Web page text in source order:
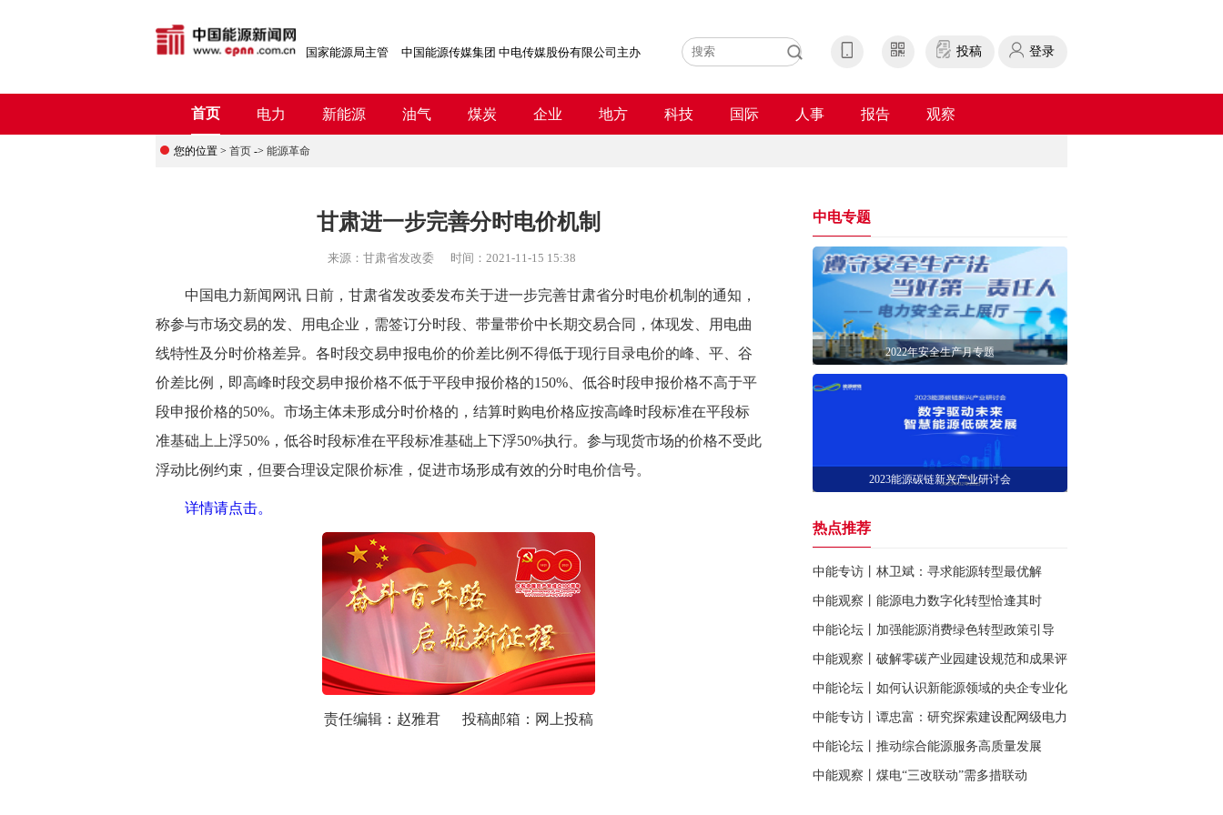
国家能源局主管 中国能源传媒集团 中电传媒股份有限公司主办 投稿 登录
首页 电力 新能源 油气 煤炭 企业 地方 科技 国际 人事 报告 观察
您的位置 > 首页 -> 能源革命
甘肃进一步完善分时电价机制
来源： 甘肃省发改委 时间： 2021-11-15 15:38
中国电力新闻网讯 日前，甘肃省发改委发布关于进一步完善甘肃省分时电价机制的通知，
称参与市场交易的发、用电企业，需签订分时段、带量带价中长期交易合同，体现发、用电曲
线特性及分时价格差异。各时段交易申报电价的价差比例不得低于现行目录电价的峰、平、谷
价差比例，即高峰时段交易申报价格不低于平段申报价格的150%、低谷时段申报价格不高于平
段申报价格的50%。市场主体未形成分时价格的，结算时购电价格应按高峰时段标准在平段标
准基础上上浮50%，低谷时段标准在平段标准基础上下浮50%执行。参与现货市场的价格不受此
浮动比例约束，但要合理设定限价标准，促进市场形成有效的分时电价信号。
详情请点击。
责任编辑： 赵雅君 投稿邮箱： 网上投稿
中电专题
2022年安全生产月专题
2023能源碳链新兴产业研讨会
热点推荐
中能专访丨林卫斌：寻求能源转型最优解
中能观察丨能源电力数字化转型恰逢其时
中能论坛丨加强能源消费绿色转型政策引导
中能观察丨破解零碳产业园建设规范和成果评价难题
中能论坛丨如何认识新能源领域的央企专业化整合
中能专访丨谭忠富：研究探索建设配网级电力市场
中能论坛丨推动综合能源服务高质量发展
中能观察丨煤电“三改联动”需多措联动